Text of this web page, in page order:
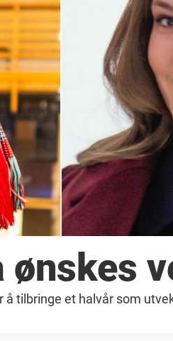
ønskes
tilbringe et halvår som